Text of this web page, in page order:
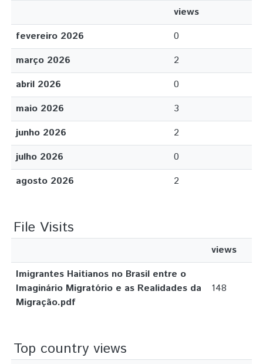
views
fevereiro 2026
0
março 2026
2
abril 2026
0
maio 2026
3
junho 2026
2
julho 2026
0
agosto 2026
2
File Visits
views
Imigrantes Haitianos no Brasil entre o
Imaginário Migratório e as Realidades da
Migração.pdf
148
Top country views